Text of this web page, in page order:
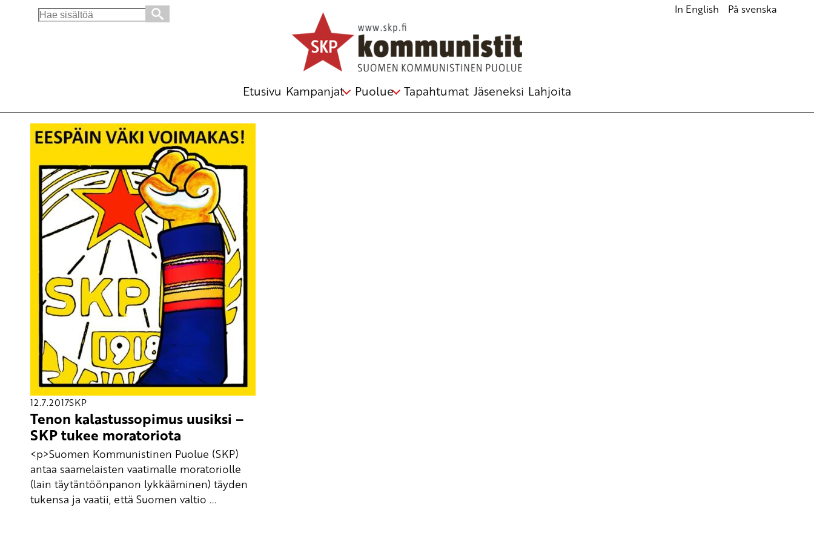
Search
In English På svenska
Etusivu Kampanjat Puolue Tapahtumat Jäseneksi Lahjoita
Avainsana
moratorio
12.7.2017SKP
Tenon kalastussopimus uusiksi –
SKP tukee moratoriota
<p>Suomen Kommunistinen Puolue (SKP)
antaa saamelaisten vaatimalle moratoriolle
(lain täytäntöönpanon lykkääminen) täyden
tukensa ja vaatii, että Suomen valtio ...